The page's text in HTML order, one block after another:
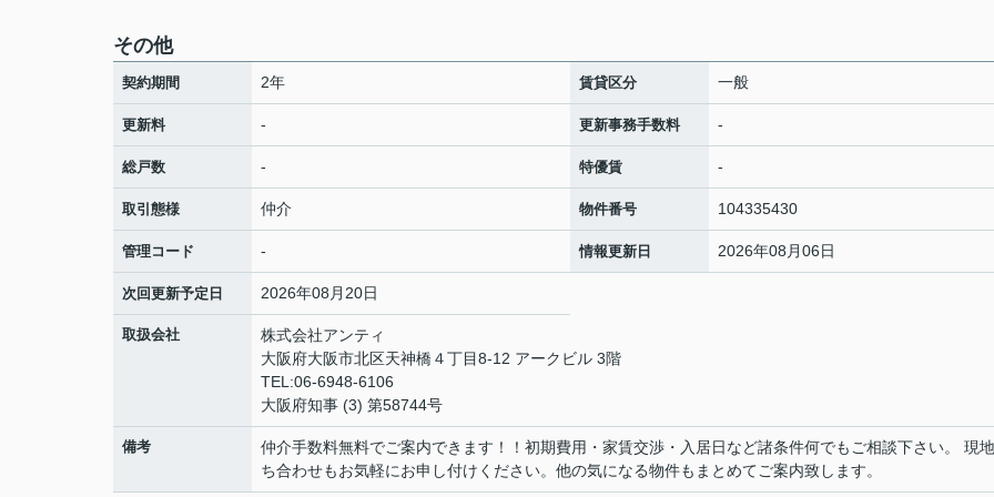
その他
契約期間 2年 賃貸区分 一般
更新料 - 更新事務手数料 -
総戸数 - 特優賃 -
取引態様 仲介 物件番号 104335430
管理コード - 情報更新日 2026年08月06日
次回更新予定日 2026年08月20日
取扱会社
株式会社アンティ
大阪府大阪市北区天神橋４丁目8-12 アークビル 3階
TEL:06-6948-6106
大阪府知事 (3) 第58744号
備考
仲介手数料無料でご案内できます！！初期費用・家賃交渉・入居日など諸条件何でもご相談下さい。 現
ち合わせもお気軽にお申し付けください。他の気になる物件もまとめてご案内致します。